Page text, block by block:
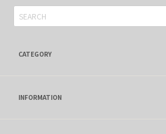
CATEGORY
INFORMATION